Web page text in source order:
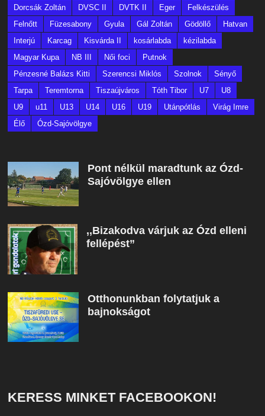
Dorcsák Zoltán
DVSC II DVTK II Eger
Felkészülés
Felnőtt
Füzesabony Gyula Gál Zoltán Gödöllő
Hatvan
Interjú
Karcag Kisvárda II kosárlabda
kézilabda
Magyar Kupa
NB III Női foci
Putnok
Pénzesné Balázs Kitti
Szerencsi Miklós Szolnok
Sényő
Tarpa
Teremtorna Tiszaújváros Tóth Tibor U7
U8
U9
u11 U13 U14 U16 U19 Utánpótlás
Virág Imre
Élő
Ózd-Sajóvölgye
Pont nélkül maradtunk az Ózd-
Sajóvölgye ellen
,,Bizakodva várjuk az Ózd elleni
fellépést”
Otthonunkban folytatjuk a
bajnokságot
KERESS MINKET FACEBOOKON!